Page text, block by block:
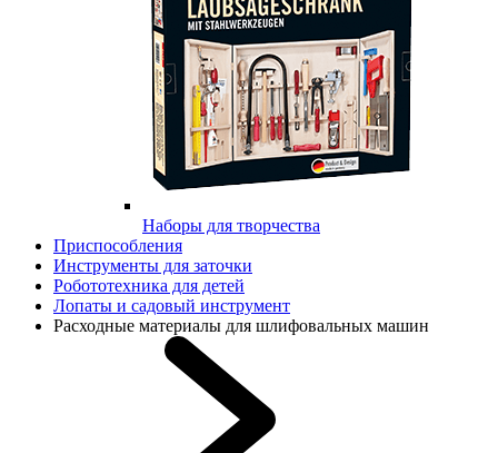
Наборы для творчества
Приспособления
Инструменты для заточки
Робототехника для детей
Лопаты и садовый инструмент
Расходные материалы для шлифовальных машин